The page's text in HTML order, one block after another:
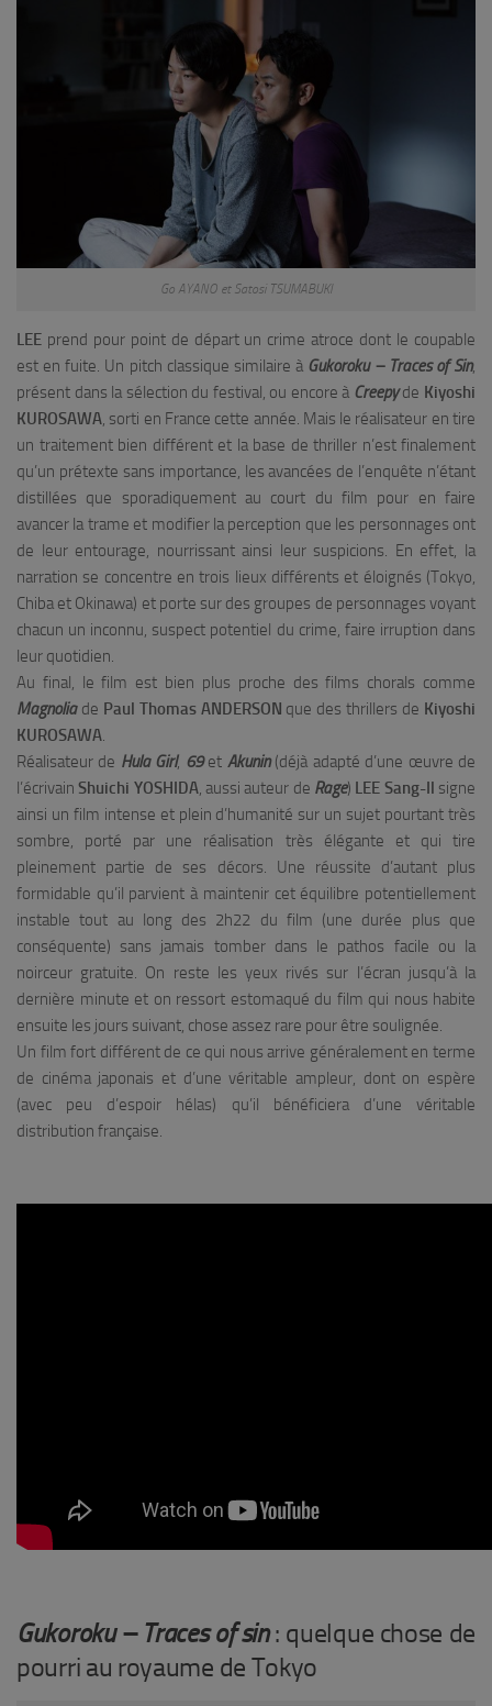
Go AYANO et Satosi TSUMABUKI
LEE prend pour point de départ un crime atroce dont le coupable
est en fuite. Un pitch classique similaire à Gukoroku – Traces of Sin,
présent dans la sélection du festival, ou encore à Creepyde Kiyoshi
KUROSAWA, sorti en France cette année. Mais le réalisateur en tire
un traitement bien différent et la base de thriller n’est finalement
qu’un prétexte sans importance, les avancées de l’enquête n’étant
distillées que sporadiquement au court du film pour en faire
avancer la trame et modifier la perception que les personnages ont
de leur entourage, nourrissant ainsi leur suspicions. En effet, la
narration se concentre en trois lieux différents et éloignés (Tokyo,
Chiba et Okinawa) et porte sur des groupes de personnages voyant
chacun un inconnu, suspect potentiel du crime, faire irruption dans
leur quotidien.
Au final, le film est bien plus proche des films chorals comme
Magnolia de Paul Thomas ANDERSON que des thrillers de Kiyoshi
KUROSAWA.
Réalisateur de Hula Girl, 69et Akunin(déjà adapté d’une œuvre de
l’écrivainShuichi YOSHIDA, aussi auteur de Rage) LEE Sang-Il
signe
ainsi un film intense et plein d’humanité sur un sujet pourtant très
sombre, porté par une réalisation très élégante et qui tire
pleinement partie de ses décors. Une réussite d’autant plus
formidable qu’il parvient à maintenir cet équilibre potentiellement
instable tout au long des 2h22 du film (une durée plus que
conséquente) sans jamais tomber dans le pathos facile ou la
noirceur gratuite. On reste les yeux rivés sur l’écran jusqu’à la
dernière minute et on ressort estomaqué du film qui nous habite
ensuite les jours suivant, chose assez rare pour être soulignée.
Un film fort différent de ce qui nous arrive généralement en terme
de cinéma japonais et d’une véritable ampleur, dont on espère
(avec peu d’espoir hélas) qu’il bénéficiera d’une véritable
distribution française.
Gukoroku – Traces of sin: quelque chose de
pourri au royaume de Tokyo